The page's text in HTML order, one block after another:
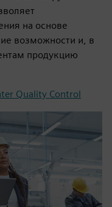
на основе
возможности и, в
продукцию
Quality Control